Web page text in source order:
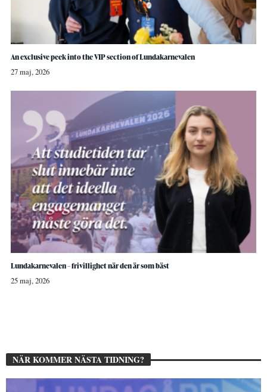
An exclusive peek into the VIP section of Lundakarnevalen
27 maj, 2026
Lundakarnevalen – frivillighet när den är som bäst
25 maj, 2026
NÄR KOMMER NÄSTA TIDNING?